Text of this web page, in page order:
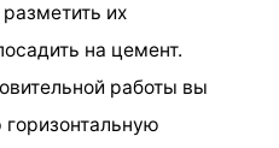
их
на цемент.
работы вы